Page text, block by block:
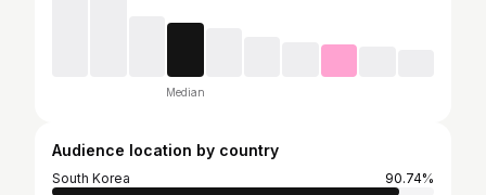
Median
Audience location by country
South Korea
90.74%